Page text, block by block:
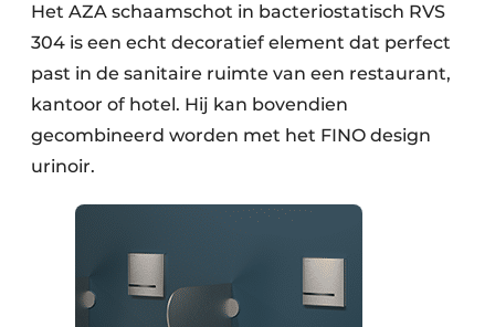
Het AZA schaamschot in bacteriostatisch RVS
304 is een echt decoratief element dat perfect
past in de sanitaire ruimte van een restaurant,
kantoor of hotel. Hij kan bovendien
gecombineerd worden met het FINO design
urinoir.